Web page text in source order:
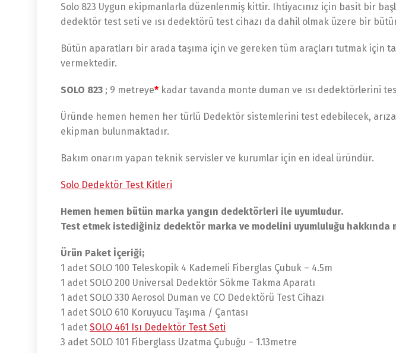
Solo 823 Uygun ekipmanlarla düzenlenmiş kittir. Ihtiyacınız için basit bir
dedektör test seti ve ısı dedektörü test cihazı da dahil olmak üzere bir
Bütün aparatları bir arada taşıma için ve gereken tüm araçları tutmak için
vermektedir.
SOLO 823 ; 9 metreye* kadar tavanda monte duman ve ısı dedektörlerini
Üründe hemen hemen her türlü Dedektör sistemlerini test edebilecek,
ekipman bulunmaktadır.
Bakım onarım yapan teknik servisler ve kurumlar için en ideal üründür.
Solo Dedektör Test Kitleri
Hemen hemen bütün marka yangın dedektörleri ile uyumludur.
Test etmek istediğiniz dedektör marka ve modelini uyumluluğu
Ürün Paket İçeriği;
1 adet SOLO 100 Teleskopik 4 Kademeli Fiberglas Çubuk – 4.5m
1 adet SOLO 200 Universal Dedektör Sökme Takma Aparatı
1 adet SOLO 330 Aerosol Duman ve CO Dedektörü Test Cihazı
1 adet SOLO 610 Koruyucu Taşıma / Çantası
1 adet SOLO 461 Isı Dedektör Test Seti
3 adet SOLO 101 Fiberglass Uzatma Çubuğu – 1.13metre